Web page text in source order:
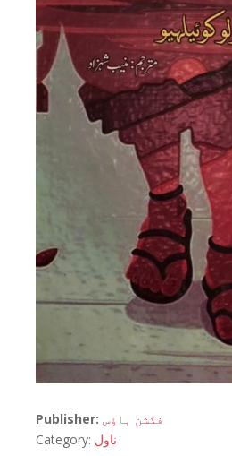
Publisher: فکشن ہاؤس
Category: ناول